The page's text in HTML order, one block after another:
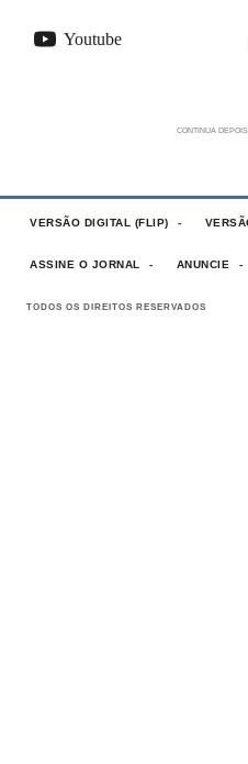
Youtube
VERSÃO DIGITAL (FLIP)
ASSINE O JORNAL ANUNCIE
TODOS OS DIREITOS RESERVADOS